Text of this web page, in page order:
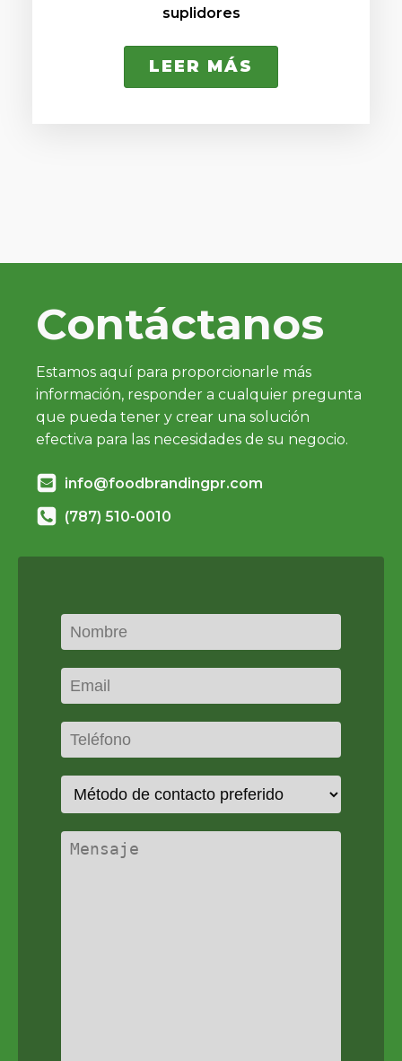
suplidores
LEER MÁS
Contáctanos
Estamos aquí para proporcionarle más
información, responder a cualquier pregunta
que pueda tener y crear una solución
efectiva para las necesidades de su negocio.
info@foodbrandingpr.com
(787) 510-0010